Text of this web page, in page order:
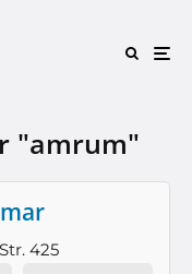
"amrum"
425